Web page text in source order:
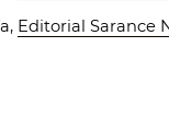
Editorial Sarance